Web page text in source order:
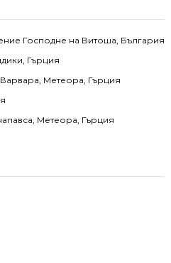
Господне на Витоша, България
Гърция
Метеора, Гърция
Метеора, Гърция